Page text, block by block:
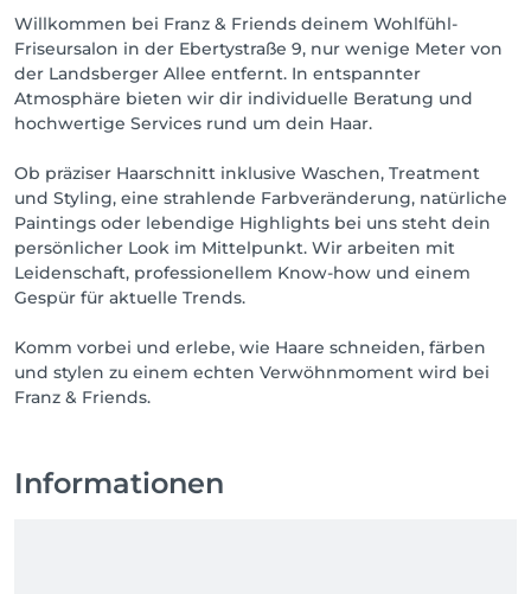
Willkommen bei Franz & Friends deinem Wohlfühl-
Friseursalon in der Ebertystraße 9, nur wenige Meter von
der Landsberger Allee entfernt. In entspannter
Atmosphäre bieten wir dir individuelle Beratung und
hochwertige Services rund um dein Haar.
Ob präziser Haarschnitt inklusive Waschen, Treatment
und Styling, eine strahlende Farbveränderung, natürliche
Paintings oder lebendige Highlights bei uns steht dein
persönlicher Look im Mittelpunkt. Wir arbeiten mit
Leidenschaft, professionellem Know-how und einem
Gespür für aktuelle Trends.
Komm vorbei und erlebe, wie Haare schneiden, färben
und stylen zu einem echten Verwöhnmoment wird bei
Franz & Friends.
Informationen